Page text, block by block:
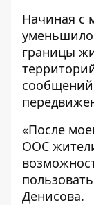
Начиная с
границы
«После
ООС
Денисова.